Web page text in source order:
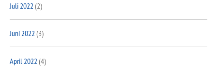
Juli 2022 (2)
Juni 2022 (3)
April 2022 (4)